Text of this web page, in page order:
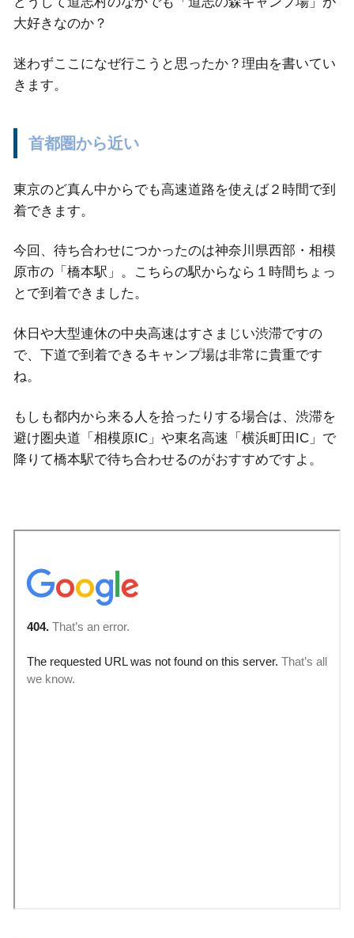
大好きなのか？
迷わずここになぜ行こうと思ったか？理由を書いてい
きます。
首都圏から近い
東京のど真ん中からでも高速道路を使えば２時間で到
着できます。
今回、待ち合わせにつかったのは神奈川県西部・相模
原市の「橋本駅」。こちらの駅からなら１時間ちょっ
とで到着できました。
休日や大型連休の中央高速はすさまじい渋滞ですの
で、下道で到着できるキャンプ場は非常に貴重です
ね。
もしも都内から来る人を拾ったりする場合は、渋滞を
避け圏央道「相模原IC」や東名高速「横浜町田IC」で
降りて橋本駅で待ち合わせるのがおすすめですよ。